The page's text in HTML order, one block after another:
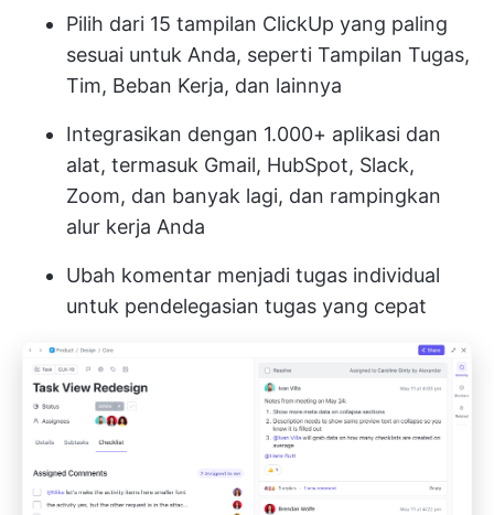
Pilih dari 15 tampilan ClickUp yang paling
sesuai untuk Anda, seperti Tampilan Tugas,
Tim, Beban Kerja, dan lainnya
Integrasikan dengan 1.000+ aplikasi dan
alat, termasuk Gmail, HubSpot, Slack,
Zoom, dan banyak lagi, dan rampingkan
alur kerja Anda
Ubah komentar menjadi tugas individual
untuk pendelegasian tugas yang cepat